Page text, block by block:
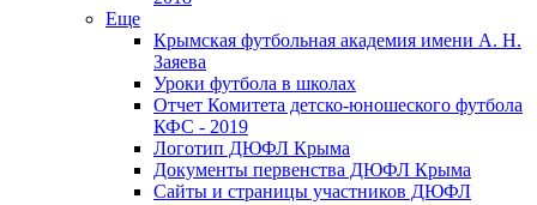
Еще
Крымская футбольная академия имени А. Н.
Заяева
Уроки футбола в школах
Отчет Комитета детско-юношеского футбола
КФС - 2019
Логотип ДЮФЛ Крыма
Документы первенства ДЮФЛ Крыма
Сайты и страницы участников ДЮФЛ